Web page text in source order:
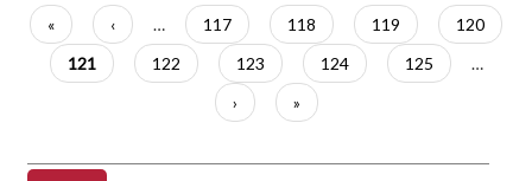
Paginació
Primera
pàgina
«
Pàgina
anterior
‹ … Pàgina
117 Pàgina
118 Pàgina
119 Pàgina
120
Pàgina
actual
121 Pàgina
122 Pàgina
123 Pàgina
124 Pàgina
125
…
Pàgina
següent
›
Última
pàgina
»